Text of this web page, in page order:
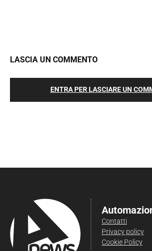
LASCIA UN COMMENTO
ENTRA PER LASCIARE UN
Contatti
Privacy policy
Cookie Policy